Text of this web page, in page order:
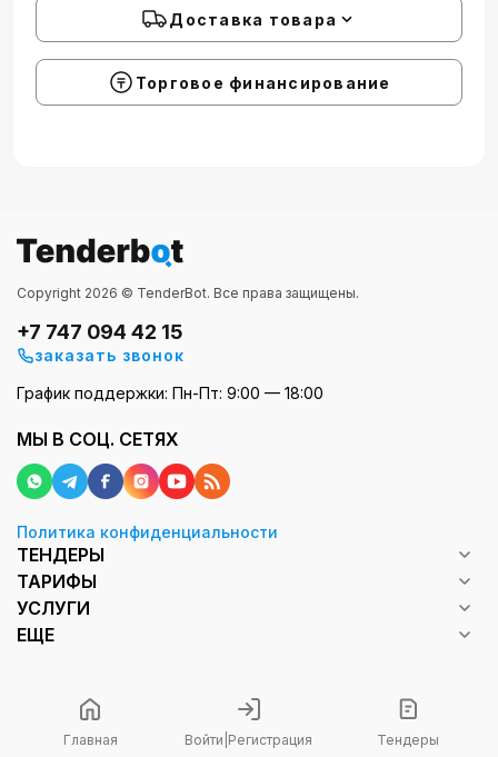
Главная Войти Регистрация Тендеры
Доставка товара
Торговое финансирование
Copyright 2026 © TenderBot. Все права защищены.
+7 747 094 42 15
заказать звонок
График поддержки: Пн-Пт: 9:00 — 18:00
МЫ В СОЦ. СЕТЯХ
Политика конфиденциальности
ТЕНДЕРЫ
ТАРИФЫ
УСЛУГИ
ЕЩЕ